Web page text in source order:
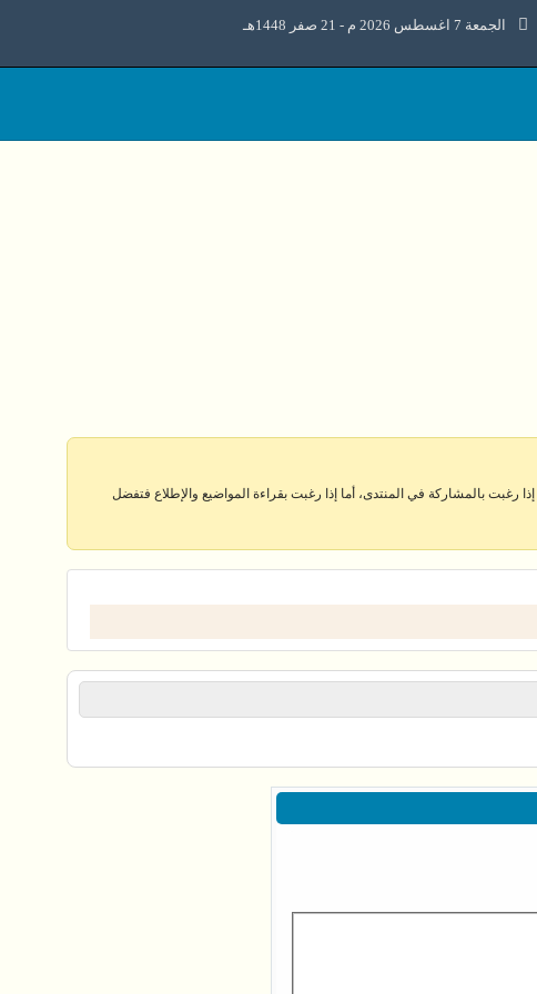
الجمعة 7 اغسطس 2026 م - 21 صفر 1448هـ
إذا رغبت بالمشاركة في المنتدى، أما إذا رغبت بقراءة المواضيع والإطلاع فتفضل